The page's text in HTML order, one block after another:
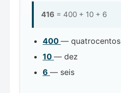
416 = 400 + 10 + 6
400 — quatrocentos
10 — dez
6 — seis